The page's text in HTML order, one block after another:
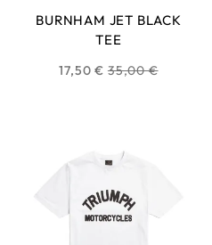
BURNHAM JET BLACK
TEE
17,50 € Prix
35,00 €